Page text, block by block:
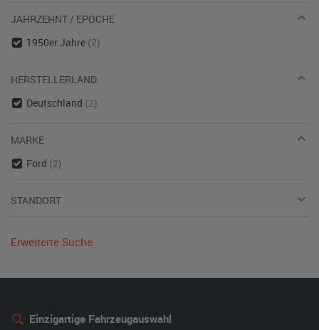
JAHRZEHNT / EPOCHE
1950er Jahre (2)
HERSTELLERLAND
Deutschland (2)
MARKE
Ford (2)
STANDORT
Erweiterte Suche
Einzigartige Fahrzeugauswahl